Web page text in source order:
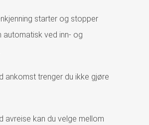
starter og stopper
automatisk ved inn- og
ankomst trenger du ikke gjøre
avreise kan du velge mellom